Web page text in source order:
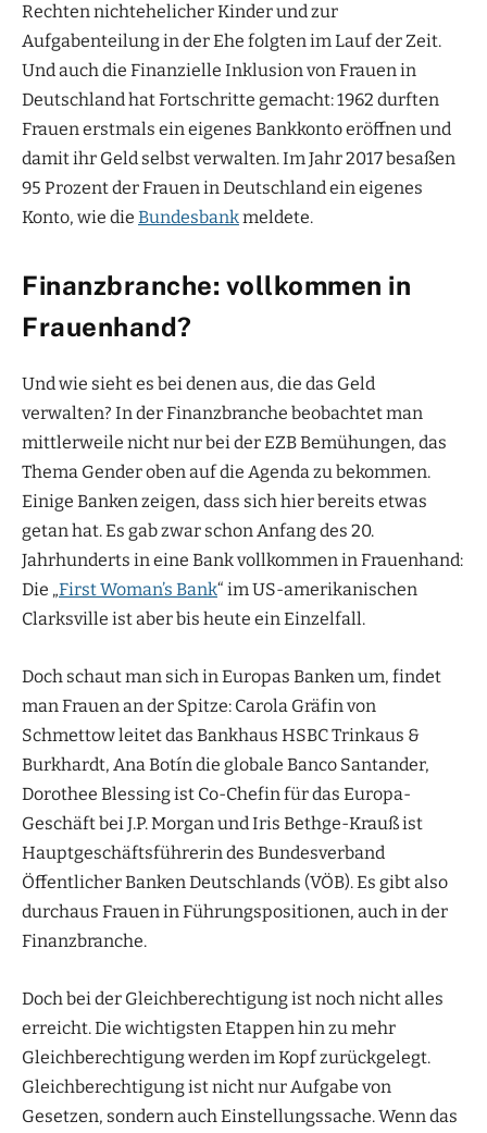
Rechten nichtehelicher Kinder und zur
Aufgabenteilung in der Ehe folgten im Lauf der Zeit.
Und auch die Finanzielle Inklusion von Frauen in
Deutschland hat Fortschritte gemacht: 1962 durften
Frauen erstmals ein eigenes Bankkonto eröffnen und
damit ihr Geld selbst verwalten. Im Jahr 2017 besaßen
95 Prozent der Frauen in Deutschland ein eigenes
Konto, wie die Bundesbankmeldete.
Finanzbranche: vollkommen in
Frauenhand?
Und wie sieht es bei denen aus, die das Geld
verwalten? In der Finanzbranche beobachtet man
mittlerweile nicht nur bei der EZB Bemühungen, das
Thema Gender oben auf die Agenda zu bekommen.
Einige Banken zeigen, dass sich hier bereits etwas
getan hat. Es gab zwar schon Anfang des 20.
Jahrhunderts in eine Bank vollkommen in Frauenhand:
Die „First Woman’s Bank“ im US-amerikanischen
Clarksville ist aber bis heute ein Einzelfall.
Doch schaut man sich in Europas Banken um, findet
man Frauen an der Spitze: Carola Gräfin von
Schmettow leitet das Bankhaus HSBC Trinkaus &
Burkhardt, ‎Ana Botín die globale Banco Santander,
Dorothee Blessing ist Co-Chefin für das Europa-
Geschäft bei J.P. Morgan und Iris Bethge-Krauß ist
Hauptgeschäftsführerin des Bundesverband
Öffentlicher Banken Deutschlands (VÖB). Es gibt also
durchaus Frauen in Führungspositionen, auch in der
Finanzbranche.
Doch bei der Gleichberechtigung ist noch nicht alles
erreicht. Die wichtigsten Etappen hin zu mehr
Gleichberechtigung werden im Kopf zurückgelegt.
Gleichberechtigung ist nicht nur Aufgabe von
Gesetzen, sondern auch Einstellungssache. Wenn das